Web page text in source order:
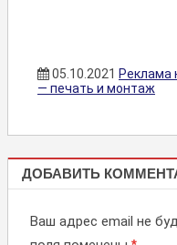
05.10.2021 Реклама
— печать и монтаж
ОФОРМЛЕНИЕ
ТРАНСПОРТА
ДОБАВИТЬ
Ваш адрес email не